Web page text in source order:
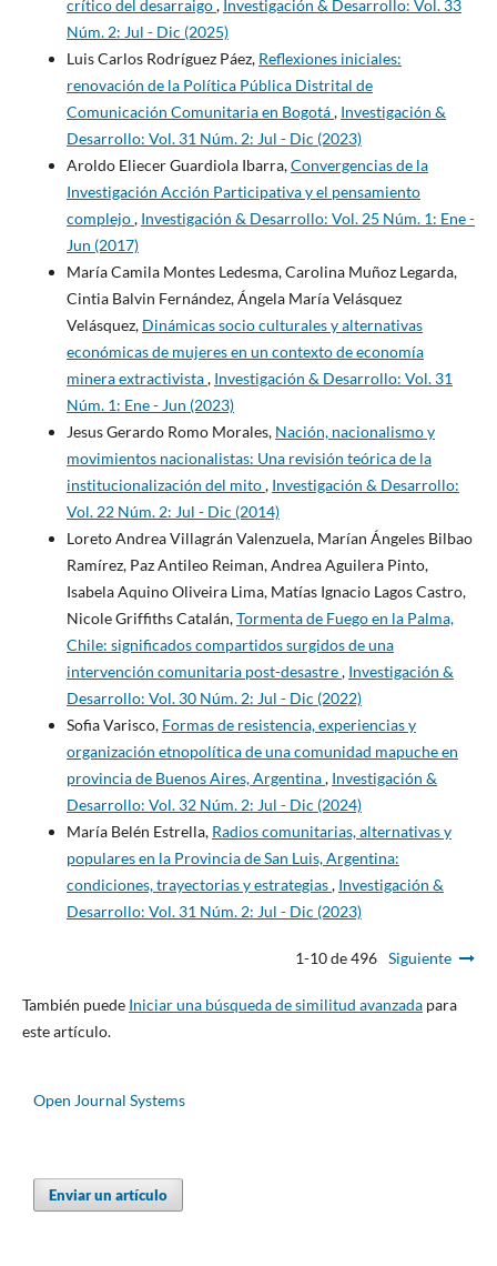
crítico del desarraigo, Investigación & Desarrollo: Vol. 33
Núm. 2: Jul - Dic (2025)
Luis Carlos Rodríguez Páez, Reflexiones iniciales:
renovación de la Política Pública Distrital de
Comunicación Comunitaria en Bogotá, Investigación &
Desarrollo: Vol. 31 Núm. 2: Jul - Dic (2023)
Aroldo Eliecer Guardiola Ibarra,Convergencias de la
Investigación Acción Participativa y el pensamiento
complejo, Investigación & Desarrollo: Vol. 25 Núm. 1: Ene -
Jun (2017)
María Camila Montes Ledesma, Carolina Muñoz Legarda,
Cintia Balvin Fernández, Ángela María Velásquez
Velásquez, Dinámicas socio culturales y alternativas
económicas de mujeres en un contexto de economía
minera extractivista, Investigación & Desarrollo: Vol. 31
Núm. 1: Ene - Jun (2023)
Jesus Gerardo Romo Morales, Nación, nacionalismo y
movimientos nacionalistas: Una revisión teórica de la
institucionalización del mito, Investigación & Desarrollo:
Vol. 22 Núm. 2: Jul - Dic (2014)
Loreto Andrea Villagrán Valenzuela, Marían Ángeles Bilbao
Ramírez, Paz Antileo Reiman, Andrea Aguilera Pinto,
Isabela Aquino Oliveira Lima, Matías Ignacio Lagos Castro,
Nicole Griffiths Catalán,Tormenta de Fuego en la Palma,
Chile: significados compartidos surgidos de una
intervención comunitaria post-desastre, Investigación &
Desarrollo: Vol. 30 Núm. 2: Jul - Dic (2022)
Sofia Varisco, Formas de resistencia, experiencias y
organización etnopolítica de una comunidad mapuche en
provincia de Buenos Aires, Argentina, Investigación &
Desarrollo: Vol. 32 Núm. 2: Jul - Dic (2024)
María Belén Estrella, Radios comunitarias, alternativas y
populares en la Provincia de San Luis, Argentina:
condiciones, trayectorias y estrategias, Investigación &
Desarrollo: Vol. 31 Núm. 2: Jul - Dic (2023)
1-10 de 496 Siguiente
También puede Iniciar una búsqueda de similitud avanzadapara
este artículo.
Open Journal Systems
Enviar un artículo